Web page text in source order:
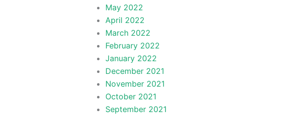
May 2022
April 2022
March 2022
February 2022
January 2022
December 2021
November 2021
October 2021
September 2021